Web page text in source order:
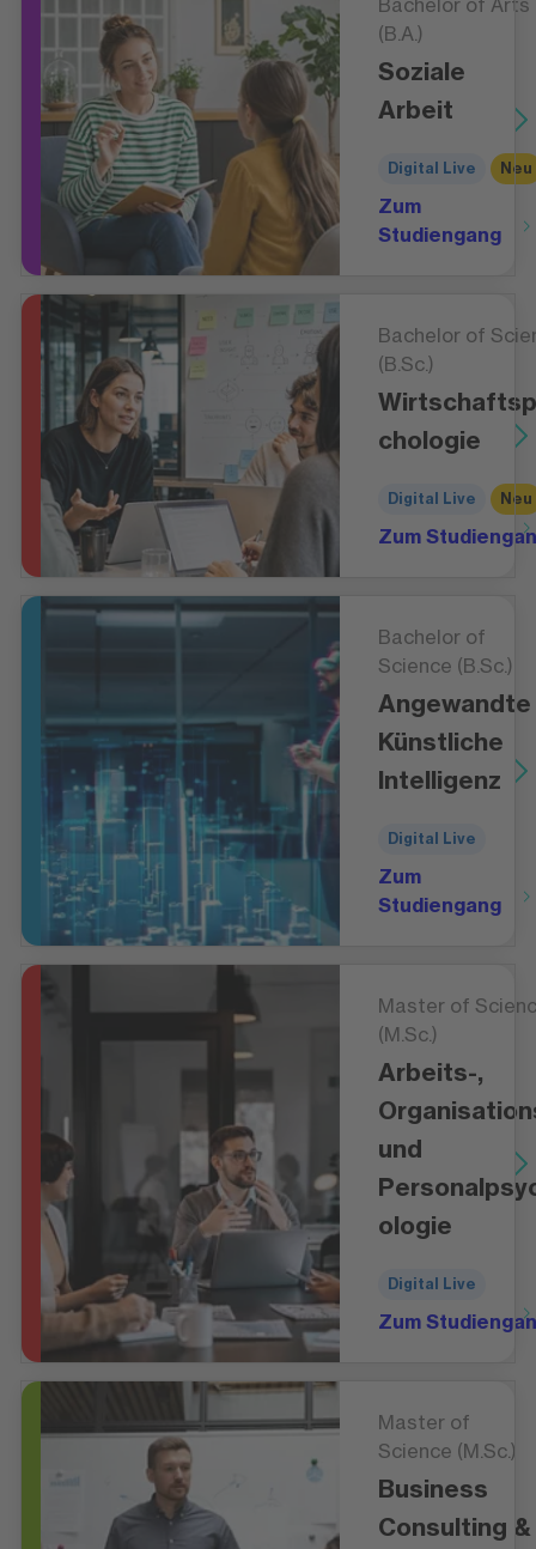
Bachelor of Arts
(B.A.)
Soziale
Arbeit
Digital Live Neu
Zum
Studiengang
Bachelor of
(B.Sc.)
chologie
Digital Live Neu
Zum
Bachelor of
Science (B.Sc.)
Angewandte
Künstliche
Intelligenz
Digital Live
Zum
Studiengang
Master of
(M.Sc.)
Arbeits-,
und
ologie
Digital Live
Zum
Master of
Science (M.Sc.)
Business
Consulting &